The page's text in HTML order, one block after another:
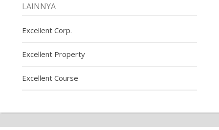
LAINNYA
Excellent Corp.
Excellent Property
Excellent Course